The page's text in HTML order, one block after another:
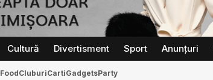
Cultură Divertisment Sport Anunțuri
FoodCluburiCartiGadgetsParty